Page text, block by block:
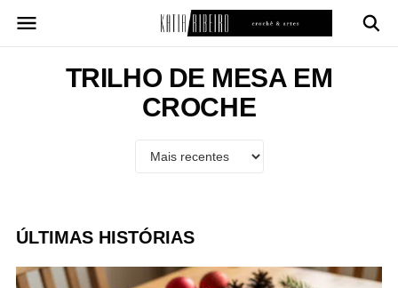
para
TRILHO DE MESA EM
CROCHE
ÚLTIMAS HISTÓRIAS